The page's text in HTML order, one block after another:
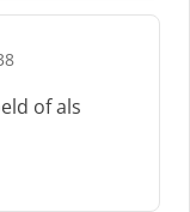
of als